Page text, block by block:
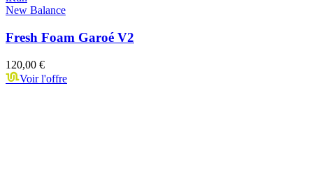
New Balance
Fresh Foam Garoé V2
120,00 €
Voir l'offre